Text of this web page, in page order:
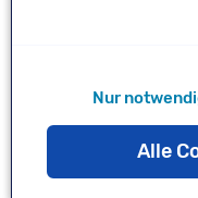
Sprecher
Erwachsene,
Nur
Alle